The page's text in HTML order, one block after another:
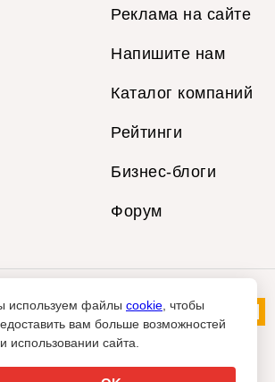
Реклама на сайте
Напишите нам
Каталог компаний
Рейтинги
Бизнес-блоги
Форум
используем файлы cookie , чтобы
вам больше возможностей
использовании сайта.